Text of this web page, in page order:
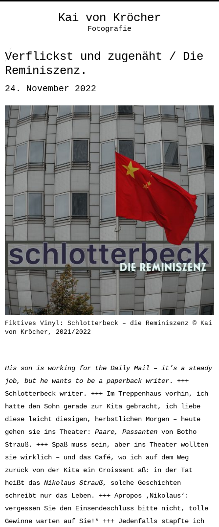
Kai von Kröcher
Fotografie
Verflickst und zugenäht / Die
Reminiszenz.
24. November 2022
Fiktives Vinyl: Schlotterbeck – die Reminiszenz © Kai
von Kröcher, 2021/2022
His son is working for the Daily Mail – it’s a steady
job, but he wants to be a paperback writer. +++
Schlotterbeck writer. +++ Im Treppenhaus vorhin, ich
hatte den Sohn gerade zur Kita gebracht, ich liebe
diese leicht diesigen, herbstlichen Morgen – heute
gehen sie ins Theater: Paare, Passanten von Botho
Strauß. +++ Spaß muss sein, aber ins Theater wollten
sie wirklich – und das Café, wo ich auf dem Weg
zurück von der Kita ein Croissant aß: in der Tat
heißt das Nikolaus Strauß, solche Geschichten
schreibt nur das Leben. +++ Apropos ‚Nikolaus‘:
vergessen Sie den Einsendeschluss bitte nicht, tolle
Gewinne warten auf Sie!* +++ Jedenfalls stapfte ich